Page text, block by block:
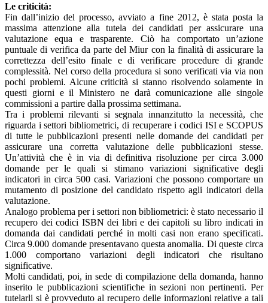
Le criticità:
Fin dall’inizio del processo, avviato a fine 2012, è stata posta la
massima attenzione alla tutela dei candidati per assicurare una
valutazione equa e trasparente. Ciò ha comportato un’azione
puntuale di verifica da parte del Miur con la finalità di assicurare la
correttezza dell’esito finale e di verificare procedure di grande
complessità. Nel corso della procedura si sono verificati via via non
pochi problemi. Alcune criticità si stanno risolvendo solamente in
questi giorni e il Ministero ne darà comunicazione alle singole
commissioni a partire dalla prossima settimana.
Tra i problemi rilevanti si segnala innanzitutto la necessità, che
riguarda i settori bibliometrici, di recuperare i codici ISI e SCOPUS
di tutte le pubblicazioni presenti nelle domande dei candidati per
assicurare una corretta valutazione delle pubblicazioni stesse.
Un’attività che è in via di definitiva risoluzione per circa 3.000
domande per le quali si stimano variazioni significative degli
indicatori in circa 500 casi. Variazioni che possono comportare un
mutamento di posizione del candidato rispetto agli indicatori della
valutazione.
Analogo problema per i settori non bibliometrici: è stato necessario il
recupero dei codici ISBN dei libri e dei capitoli su libro indicati in
domanda dai candidati perché in molti casi non erano specificati.
Circa 9.000 domande presentavano questa anomalia. Di queste circa
1.000 comportano variazioni degli indicatori che risultano
significative.
Molti candidati, poi, in sede di compilazione della domanda, hanno
inserito le pubblicazioni scientifiche in sezioni non pertinenti. Per
tutelarli si è provveduto al recupero delle informazioni relative a tali